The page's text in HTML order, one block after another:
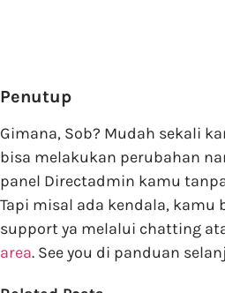
Penutup
Gimana, Sob? Mudah sekali
bisa melakukan perubahan
panel Directadmin kamu
Tapi misal ada kendala, kamu
support ya melalui chatting
area. See you di panduan